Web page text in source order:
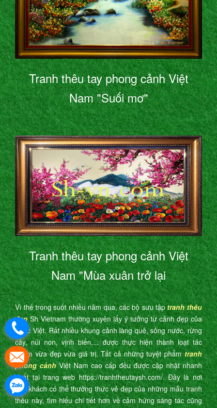
Tranh thêu tay phong cảnh Việt
Nam "Suối mơ"
Tranh thêu tay phong cảnh Việt
Nam "Mùa xuân trở lại
Vì thế trong suốt nhiều năm qua, các bộ sưu tậptranh thêu
đẹpSh Vietnam thường xuyên lấy ý tưởng từ cảnh đẹp của
nước Việt. Rất nhiều khung cảnh làng quê, sông nước, rừng
cây, núi non, vịnh biển,... được thực hiện thành loạt tác
phẩm vừa đẹp vừa giá trị. Tất cả những tuyệt phẩmtranh
phong cảnhViệt Nam cao cấp đều được cập nhật nhanh
nhất tại trang web https://tranhtheutaysh.com/. Đây là nơi
quý khách có thể thưởng thức vẻ đẹp của những mẫu tranh
thêu này, tìm hiểu chi tiết hơn về cảm hứng sáng tác cũng